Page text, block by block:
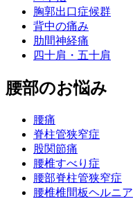
胸郭出口症候群
背中の痛み
肋間神経痛
四十肩・五十肩
腰部のお悩み
腰痛
脊柱管狭窄症
股関節痛
腰椎すべり症
腰部脊柱管狭窄症
腰椎椎間板ヘルニア